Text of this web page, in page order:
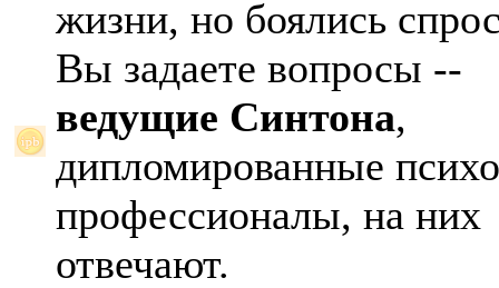
жизни, но боялись
Вы задаете вопросы --
ведущие Синтона,
дипломированные
профессионалы, на них
отвечают.